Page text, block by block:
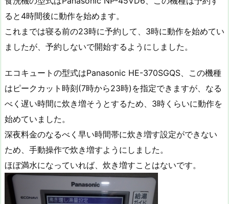
ると4時間後に動作を始めます。
これまでは寝る前の23時に予約して、3時に動作を始めてい
ましたが、予約しないで開始するようにしました。
エコキュートの型式はPanasonic HE-370SGQS、この機種
はピークカット時刻(7時から23時)を指定できますが、なる
べく遅い時間に炊き増そうとするため、3時くらいに動作を
始めていました。
深夜料金のなるべく早い時間帯に炊き増す設定ができない
ため、手動操作で炊き増すようにしました。
ほぼ満水になっていれば、炊き増すことはないです。